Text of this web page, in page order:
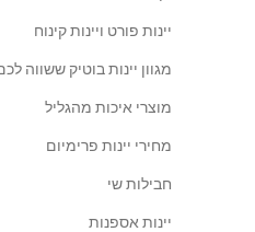
יינות פורט ויינות קינוח
מגוון יינות בוטיק ששווה
מוצרי איכות מהגליל
מחירי יינות פרימיום
חבילות שי
יינות אספנות